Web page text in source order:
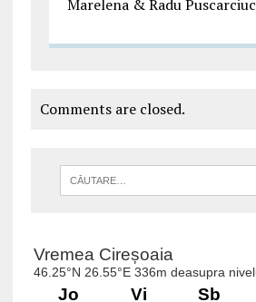
Marelena & Radu Puscarciuc
Comments are closed.